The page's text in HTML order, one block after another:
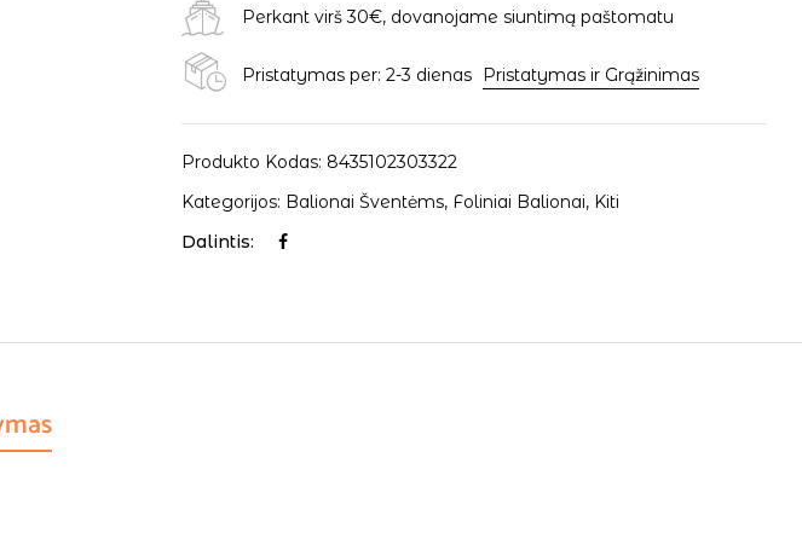
Perkant virš 30€, dovanojame siuntimą paštomatu
Pristatymas per: 2-3 dienas Pristatymas ir Grąžinimas
Produkto Kodas: 8435102303322
Kategorijos: Balionai Šventėms, Foliniai Balionai, Kiti
Dalintis: